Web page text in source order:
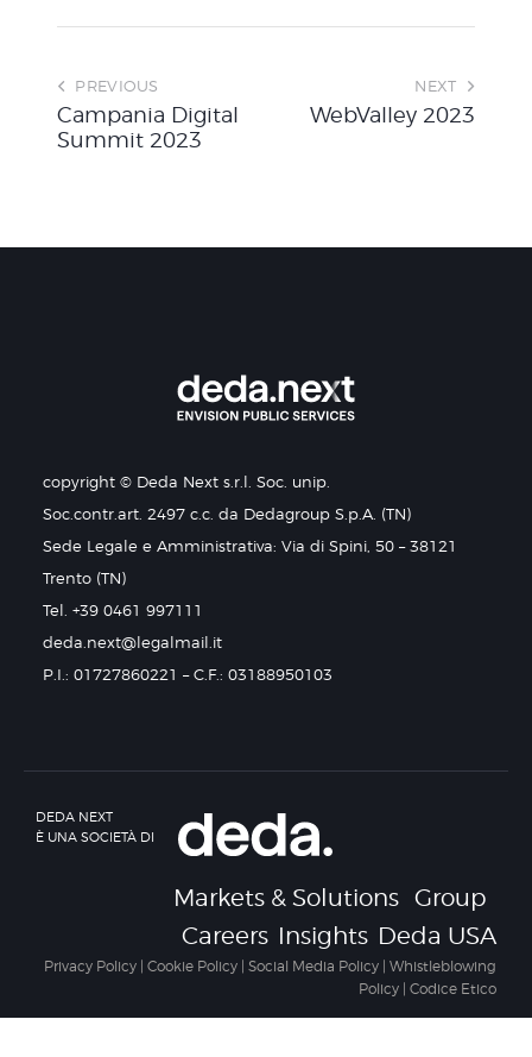
PREVIOUS
Campania Digital
Summit 2023
NEXT
WebValley 2023
copyright © Deda Next s.r.l. Soc. unip.
Soc.contr.art. 2497 c.c. da Dedagroup S.p.A. (TN)
Sede Legale e Amministrativa: Via di Spini, 50 – 38121
Trento (TN)
Tel. +39 0461 997111
deda.next@legalmail.it
P.I.: 01727860221 – C.F.: 03188950103
DEDA NEXT
È UNA SOCIETÀ DI
Markets & Solutions Group
Careers Insights Deda USA
Privacy Policy Cookie Policy Social Media Policy Whistleblowing
Policy Codice Etico